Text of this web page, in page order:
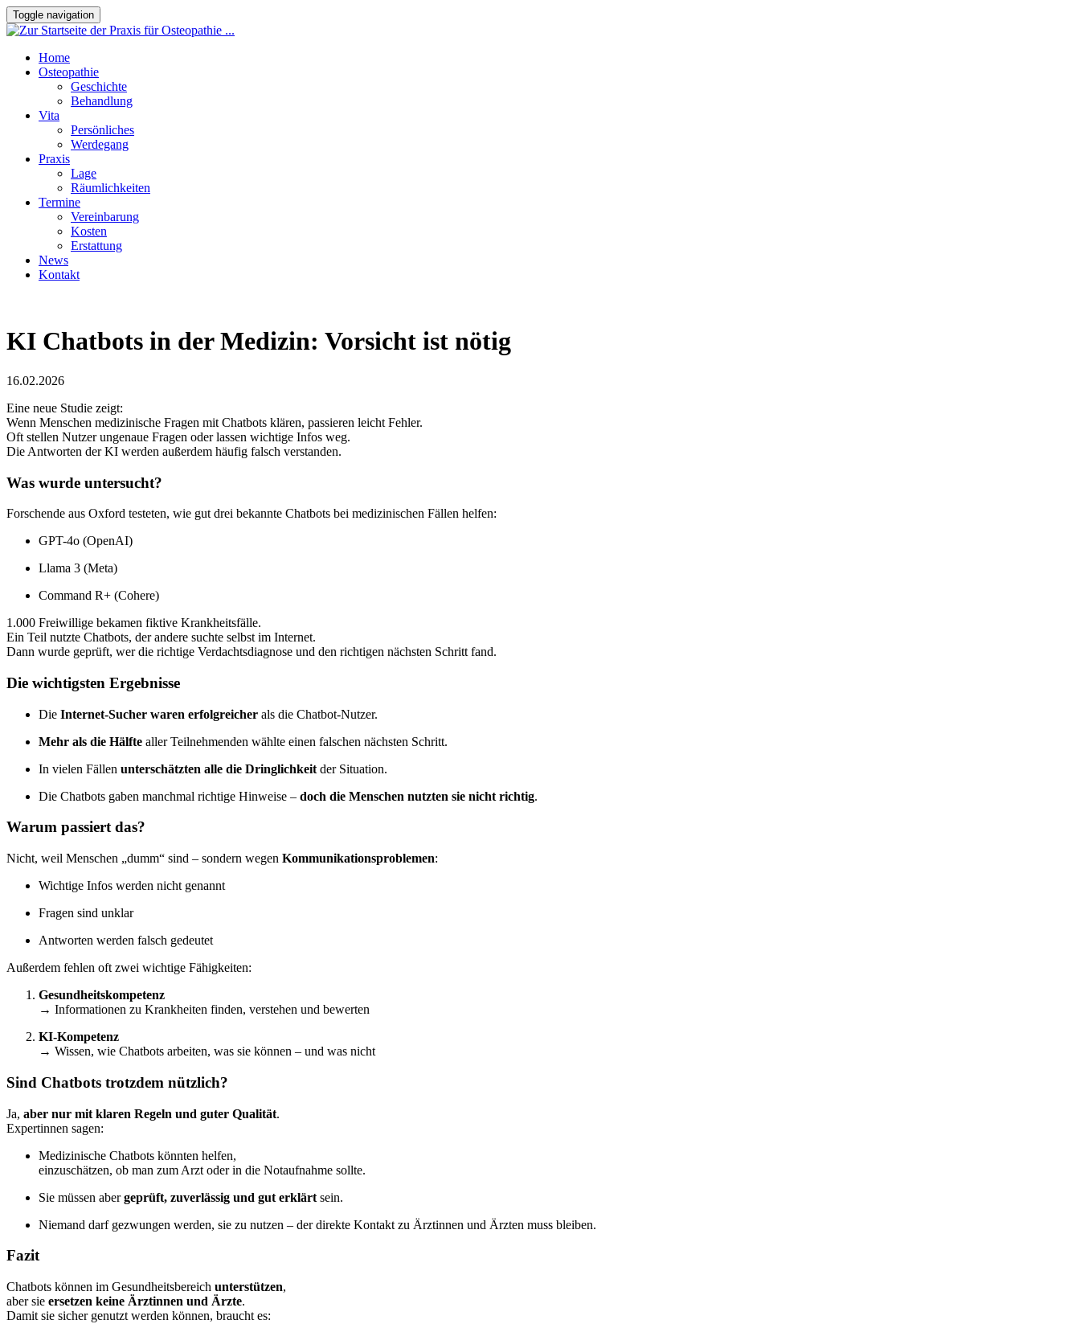
Toggle navigation
Home
Osteopathie
Geschichte
Behandlung
Vita
Persönliches
Werdegang
Praxis
Lage
Räumlichkeiten
Termine
Vereinbarung
Kosten
Erstattung
News
Kontakt
KI Chatbots in der Medizin: Vorsicht ist nötig
16.02.2026
Eine neue Studie zeigt:
Wenn Menschen medizinische Fragen mit Chatbots klären, passieren leicht Fehler.
Oft stellen Nutzer ungenaue Fragen oder lassen wichtige Infos weg.
Die Antworten der KI werden außerdem häufig falsch verstanden.
Was wurde untersucht?
Forschende aus Oxford testeten, wie gut drei bekannte Chatbots bei medizinischen Fällen helfen:
GPT-4o (OpenAI)
Llama 3 (Meta)
Command R+ (Cohere)
1.000 Freiwillige bekamen fiktive Krankheitsfälle.
Ein Teil nutzte Chatbots, der andere suchte selbst im Internet.
Dann wurde geprüft, wer die richtige Verdachtsdiagnose und den richtigen nächsten Schritt fand.
Die wichtigsten Ergebnisse
Die Internet-Sucher waren erfolgreicher als die Chatbot-Nutzer.
Mehr als die Hälfte aller Teilnehmenden wählte einen falschen nächsten Schritt.
In vielen Fällen unterschätzten alle die Dringlichkeit der Situation.
Die Chatbots gaben manchmal richtige Hinweise – doch die Menschen nutzten sie nicht richtig.
Warum passiert das?
Nicht, weil Menschen „dumm“ sind – sondern wegen Kommunikationsproblemen:
Wichtige Infos werden nicht genannt
Fragen sind unklar
Antworten werden falsch gedeutet
Außerdem fehlen oft zwei wichtige Fähigkeiten:
Gesundheitskompetenz
→ Informationen zu Krankheiten finden, verstehen und bewerten
KI-Kompetenz
→ Wissen, wie Chatbots arbeiten, was sie können – und was nicht
Sind Chatbots trotzdem nützlich?
Ja, aber nur mit klaren Regeln und guter Qualität.
Expertinnen sagen:
Medizinische Chatbots könnten helfen,
einzuschätzen, ob man zum Arzt oder in die Notaufnahme sollte.
Sie müssen abergeprüft, zuverlässig und gut erklärt sein.
Niemand darf gezwungen werden, sie zu nutzen – der direkte Kontakt zu Ärztinnen und Ärzten muss bleiben.
Fazit
Chatbots können im Gesundheitsbereich unterstützen,
aber sie ersetzen keine Ärztinnen und Ärzte.
Damit sie sicher genutzt werden können, braucht es: